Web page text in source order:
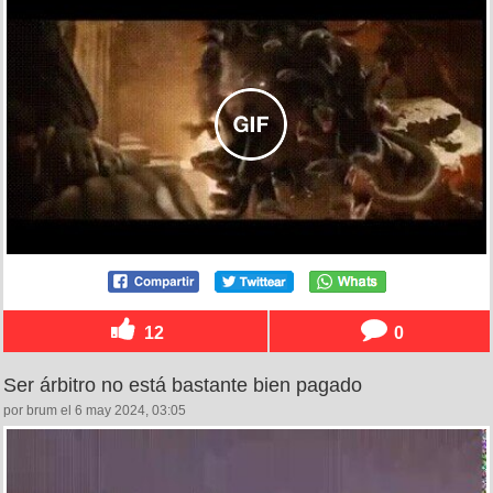
12 0
Ser árbitro no está bastante bien pagado
por brum el 6 may 2024, 03:05